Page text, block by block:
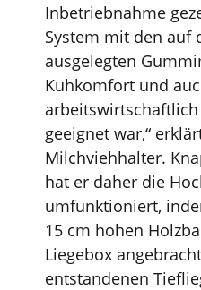
Inbetriebnahme
System mit den auf
ausgelegten
Kuhkomfort und
geeignet war,“
Milchviehhalter.
hat er daher die
umfunktioniert,
15 cm hohen
Liegebox
entstandenen